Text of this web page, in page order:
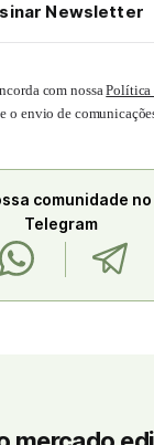
Newsletter
com nossaPolítica
o envio de
comunidade
Telegram